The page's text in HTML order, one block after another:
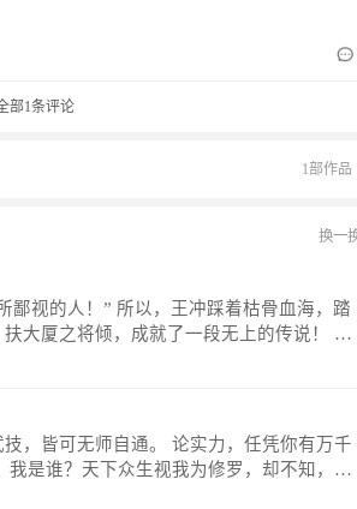
部1条评论
1部作品
换一
王冲踩着枯骨血海，踏
大厦之将倾，成就了一段无上的传说！ 微
浪微博：皇甫奇（地址：
自通。 论实力，任凭你有万千